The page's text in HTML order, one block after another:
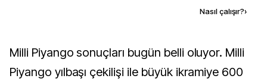
Nasıl çalışır?›
Milli Piyango sonuçları bugün belli oluyor. Milli
Piyango yılbaşı çekilişi ile büyük ikramiye 600